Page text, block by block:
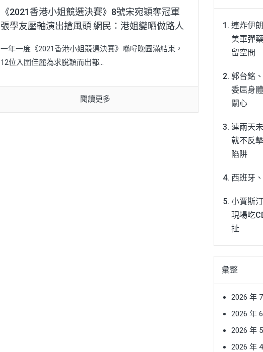
《2021香港小姐競選決賽》8號宋宛穎奪冠軍
張學友壓軸演出搶風頭 網民：港姐變晒做路人
一年一度《2021香港小姐競選決賽》喺噚晚圓滿結束，
12位入圍佳麗為求脫穎而出都...
閱讀更多
連炸伊
美軍彈
留空間
郭台銘
委屈身
關心
連兩天
就不反
陷阱
西班牙
小賈斯
現場吃
扯
彙整
2026 年
2026 年
2026 年
2026 年